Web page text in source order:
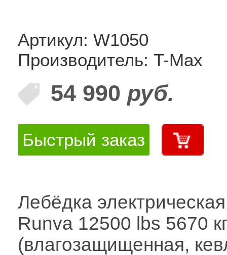
Артикул: W1050
Производитель: T-Max
54 990 руб.
Быстрый заказ
Лебёдка
Runva 12500 lbs 5670
(влагозащищенная,